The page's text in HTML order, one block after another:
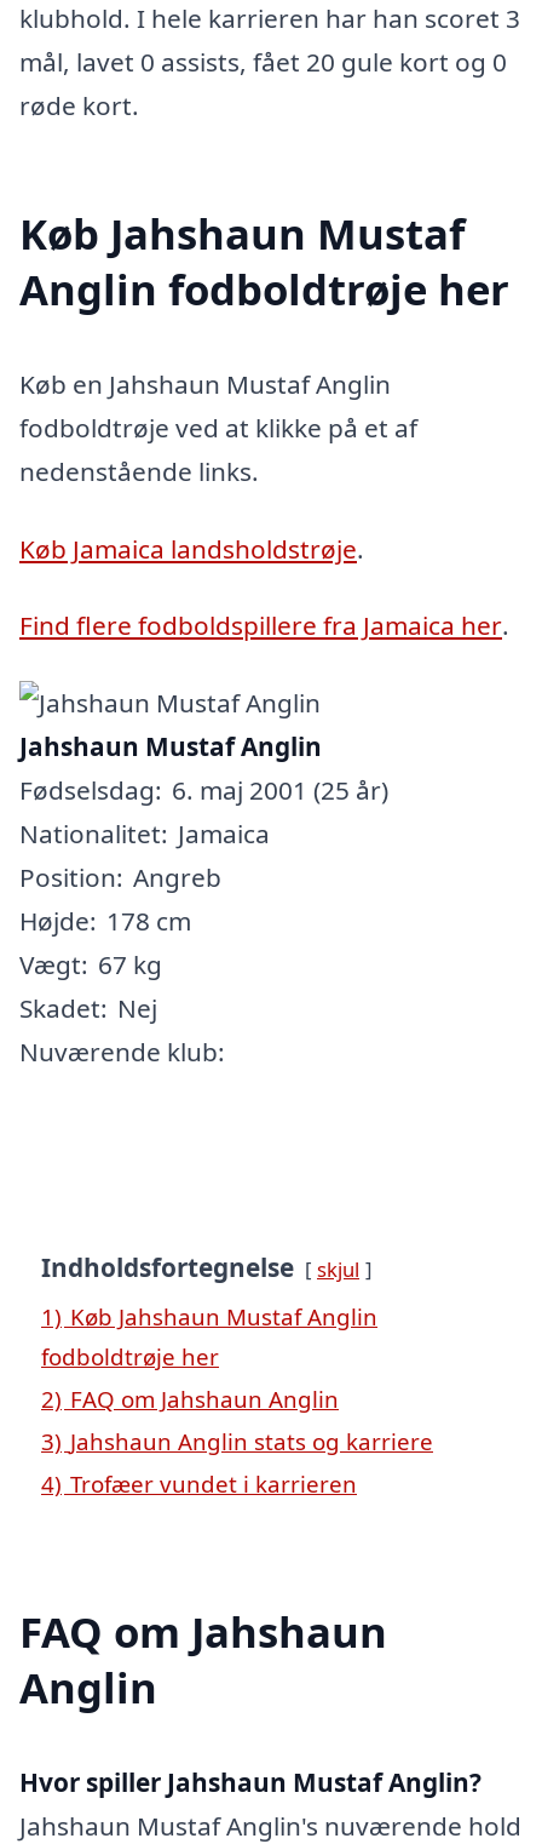
klubhold. I hele karrieren har han scoret 3
mål, lavet 0 assists, fået 20 gule kort og 0
røde kort.
Køb Jahshaun Mustaf
Anglin fodboldtrøje her
Køb en Jahshaun Mustaf Anglin
fodboldtrøje ved at klikke på et af
nedenstående links.
Køb Jamaica landsholdstrøje.
Find flere fodboldspillere fra Jamaica her.
Jahshaun Mustaf Anglin
Fødselsdag: 6. maj 2001 (25 år)
Nationalitet: Jamaica
Position: Angreb
Højde: 178 cm
Vægt: 67 kg
Skadet: Nej
Nuværende klub:
Indholdsfortegnelse skjul
1) Køb Jahshaun Mustaf Anglin
fodboldtrøje her
2) FAQ om Jahshaun Anglin
3) Jahshaun Anglin stats og karriere
4) Trofæer vundet i karrieren
FAQ om Jahshaun
Anglin
Hvor spiller Jahshaun Mustaf Anglin?
Jahshaun Mustaf Anglin's nuværende hold